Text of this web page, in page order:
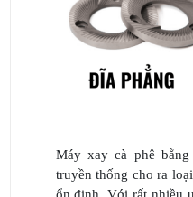
Máy xay cà phê
truyền thống cho ra